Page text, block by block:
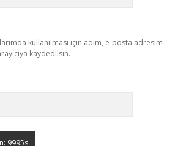
kullanılması için adım, e-posta adresim
kaydedilsin.